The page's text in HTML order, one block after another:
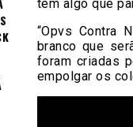
tem algo que
“Opvs Contra
branco que
foram criadas
empolgar os